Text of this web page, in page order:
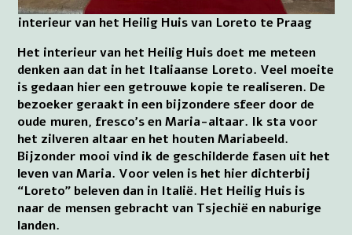
interieur van het Heilig Huis van Loreto te Praag
Het interieur van het Heilig Huis doet me meteen
denken aan dat in het Italiaanse Loreto. Veel moeite
is gedaan hier een getrouwe kopie te realiseren. De
bezoeker geraakt in een bijzondere sfeer door de
oude muren, fresco’s en Maria-altaar. Ik sta voor
het zilveren altaar en het houten Mariabeeld.
Bijzonder mooi vind ik de geschilderde fasen uit het
leven van Maria. Voor velen is het hier dichterbij
“Loreto” beleven dan in Italië. Het Heilig Huis is
naar de mensen gebracht van Tsjechië en naburige
landen.